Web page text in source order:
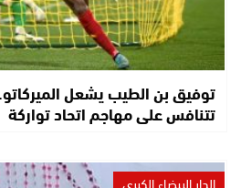
توفيق بن الطيب يشعل
تتنافس على مهاجم اتحاد تواركة
الدار البيضاء الكبرى